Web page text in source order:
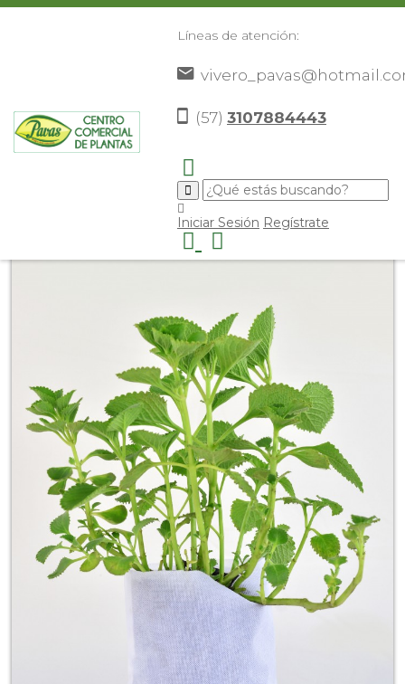
Líneas de atención:
(57) 3107884443
Iniciar Sesión Regístrate
Aromáticas>Plantas>Comestibles y